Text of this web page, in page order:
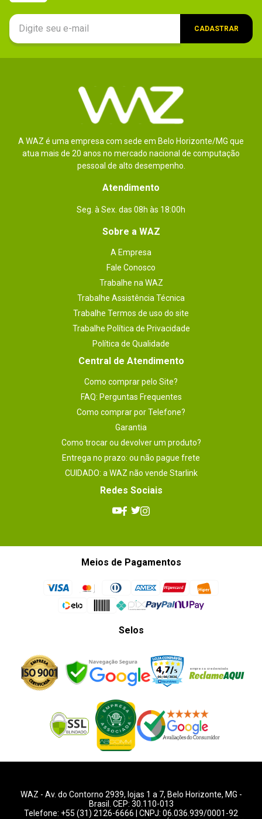
CADASTRAR
A WAZ é uma empresa com sede em Belo Horizonte/MG que
atua mais de 20 anos no mercado nacional de computação
pessoal de alto desempenho.
Atendimento
Seg. à Sex. das 08h às 18:00h
Sobre a WAZ
A Empresa
Fale Conosco
Trabalhe na WAZ
Trabalhe Assistência Técnica
Trabalhe Termos de uso do site
Trabalhe Política de Privacidade
Política de Qualidade
Central de Atendimento
Como comprar pelo Site?
FAQ: Perguntas Frequentes
Como comprar por Telefone?
Garantia
Como trocar ou devolver um produto?
Entrega no prazo: ou não pague frete
CUIDADO: a WAZ não vende Starlink
Redes Sociais
Meios de Pagamentos
Selos
WAZ - Av. do Contorno 2939, lojas 1 a 7, Belo Horizonte, MG -
Brasil. CEP: 30.110-013
Telefone: +55 (31) 2126-6666 | CNPJ: 06.036.939/0001-92